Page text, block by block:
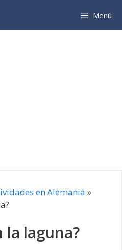
Menú
en Alemania »
la laguna?